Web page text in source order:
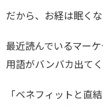
だから、お経は眠くな
最近読んでいるマー
用語がバンバカ出てく
「ベネフィットと直